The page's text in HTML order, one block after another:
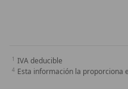
IVA deducible
Esta información la proporciona